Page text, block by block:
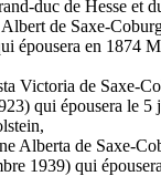
duc de Hesse et
de Saxe-
épousera en 1874
Victoria de Saxe-
qui épousera le
Alberta de Saxe-
1939) qui